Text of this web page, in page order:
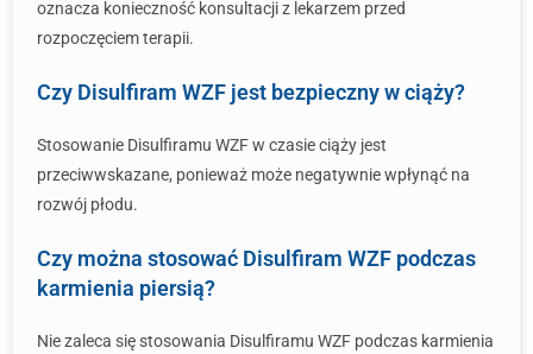
oznacza konieczność konsultacji z lekarzem przed
rozpoczęciem terapii.
Czy Disulfiram WZF jest bezpieczny w ciąży?
Stosowanie Disulfiramu WZF w czasie ciąży jest
przeciwwskazane, ponieważ może negatywnie wpłynąć na
rozwój płodu.
Czy można stosować Disulfiram WZF podczas
karmienia piersią?
Nie zaleca się stosowania Disulfiramu WZF podczas karmienia